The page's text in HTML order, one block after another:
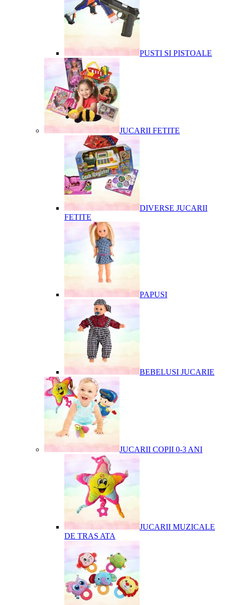
PUSTI SI PISTOALE
JUCARII FETITE
DIVERSE JUCARII
FETITE
PAPUSI
BEBELUSI JUCARIE
JUCARII COPII 0-3 ANI
JUCARII MUZICALE
DE TRAS ATA